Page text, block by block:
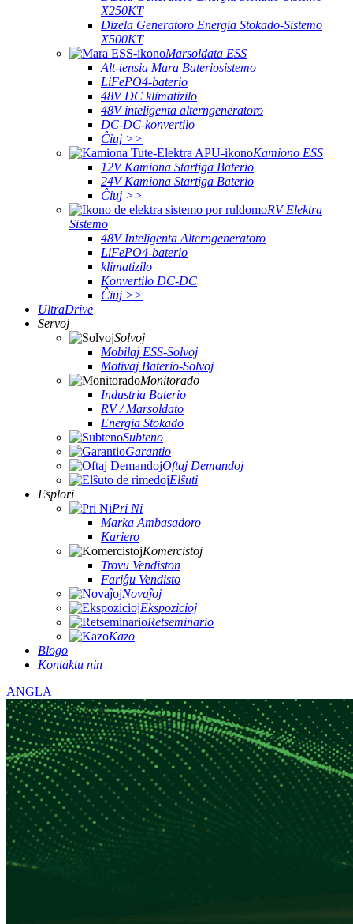
X250KT
Dizela Generatoro Energia Stokado-Sistemo
X500KT
Marsoldata ESS
Alt-tensia Mara Bateriosistemo
LiFePO4-baterio
48V DC klimatizilo
48V inteligenta alterngeneratoro
DC-DC-konvertilo
Ĉiuj >>
Kamiono ESS
12V Kamiona Startiga Baterio
24V Kamiona Startiga Baterio
Ĉiuj >>
RV Elektra
Sistemo
48V Inteligenta Alterngeneratoro
LiFePO4-baterio
klimatizilo
Konvertilo DC-DC
Ĉiuj >>
UltraDrive
Servoj
Solvoj
Mobilaj ESS-Solvoj
Motivaj Baterio-Solvoj
Monitorado
Industria Baterio
RV / Marsoldato
Energia Stokado
Subteno
Garantio
Oftaj Demandoj
Elŝuti
Esplori
Pri Ni
Marka Ambasadoro
Kariero
Komercistoj
Trovu Vendiston
Fariĝu Vendisto
Novaĵoj
Ekspozicioj
Retseminario
Kazo
Blogo
Kontaktu nin
ANGLA